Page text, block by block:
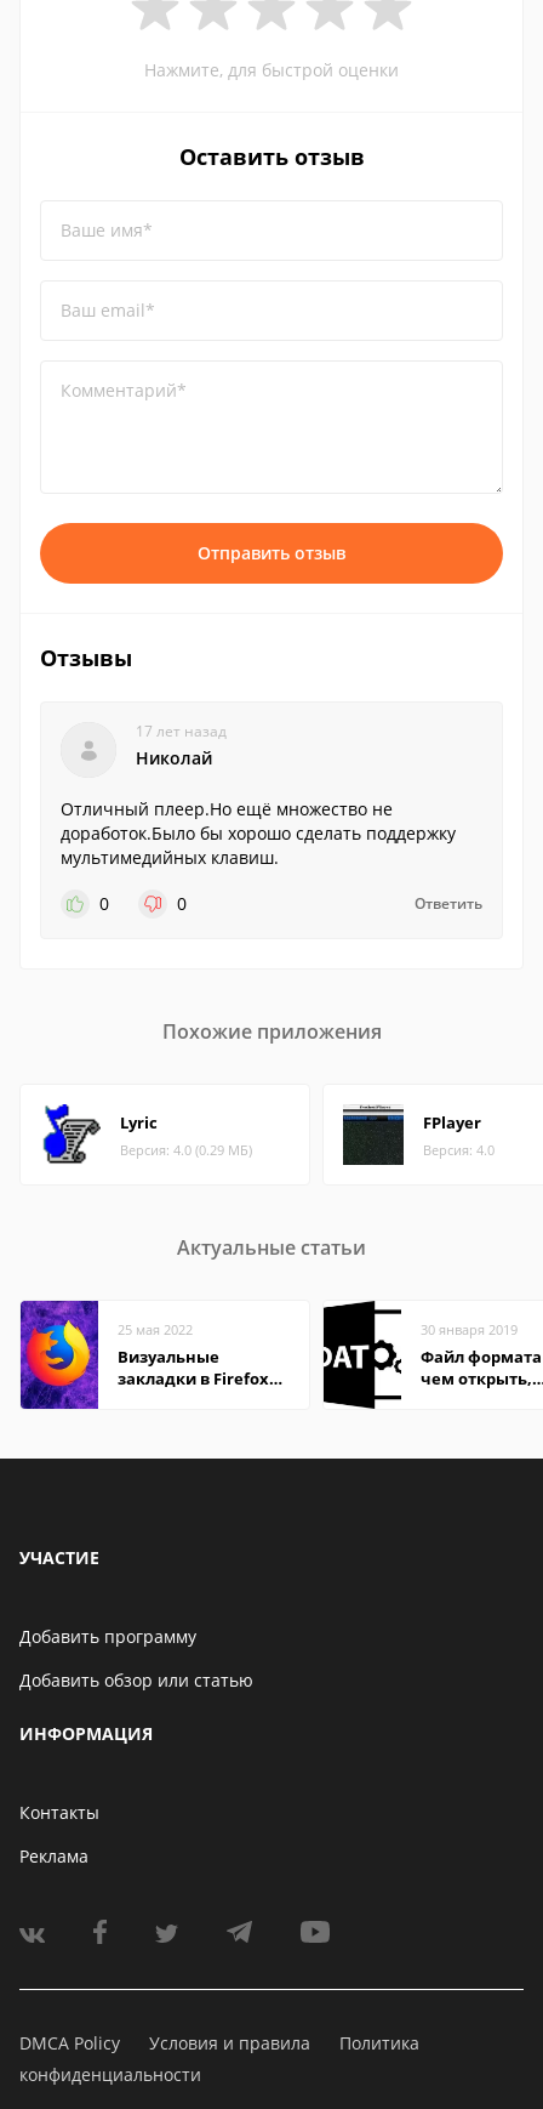
Нажмите, для быстрой оценки
Оставить отзыв
Ваше имя*
Ваш email*
Комментарий*
Отправить отзыв
Отзывы
17 лет назад
Николай
Отличный плеер.Но ещё множество не
доработок.Было бы хорошо сделать поддержку
мультимедийных клавиш.
0
0 Ответить
Похожие приложения
Lyric
Версия: 4.0 (0.29 МБ)
FPlayer
Версия: 4.0
Актуальные статьи
25 мая 2022
Визуальные
закладки в Firefox
30 января 2019
Файл формата
чем открыть,
УЧАСТИЕ
Добавить программу
Добавить обзор или статью
ИНФОРМАЦИЯ
Контакты
Реклама
DMCA Policy Условия и правила
Политика
конфиденциальности